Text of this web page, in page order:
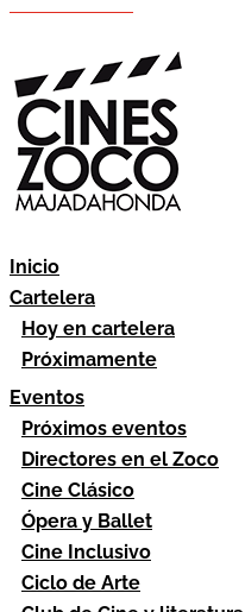
Inicio
Cartelera
Hoy en cartelera
Próximamente
Eventos
Próximos eventos
Directores en el Zoco
Cine Clásico
Ópera y Ballet
Cine Inclusivo
Ciclo de Arte